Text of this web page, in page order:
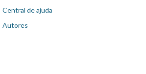
Central de ajuda
Autores